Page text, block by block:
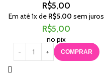
R$5,00
Em até1x de R$5,00 sem juros
R$5,00
no pix
COMPRAR